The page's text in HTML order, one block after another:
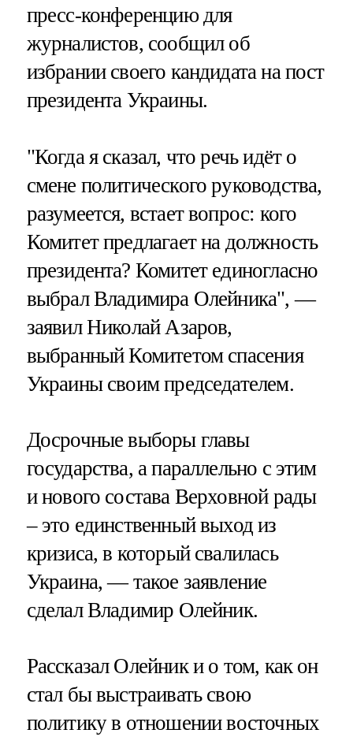
пресс-конференцию для
журналистов, сообщил об
избрании своего кандидата на пост
президента Украины.
"Когда я сказал, что речь идёт о
смене политического руководства,
разумеется, встает вопрос: кого
Комитет предлагает на должность
президента? Комитет единогласно
выбрал Владимира Олейника", —
заявил Николай Азаров,
выбранный Комитетом спасения
Украины своим председателем.
Досрочные выборы главы
государства, а параллельно с этим
и нового состава Верховной рады
– это единственный выход из
кризиса, в который свалилась
Украина, — такое заявление
сделал Владимир Олейник.
Рассказал Олейник и о том, как он
стал бы выстраивать свою
политику в отношении восточных